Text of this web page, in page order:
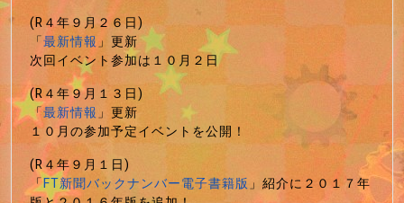
(R４年９月２６日)
「最新情報」更新
次回イベント参加は１０月２日
(R４年９月１３日)
「最新情報」更新
１０月の参加予定イベントを公開！
(R４年９月１日)
「FT新聞バックナンバー電子書籍版」紹介に２０１７年